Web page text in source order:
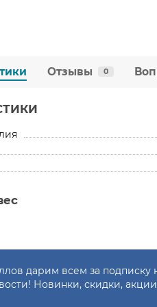
Отзывы 0
дарим всем за подписку
Новинки, скидки,